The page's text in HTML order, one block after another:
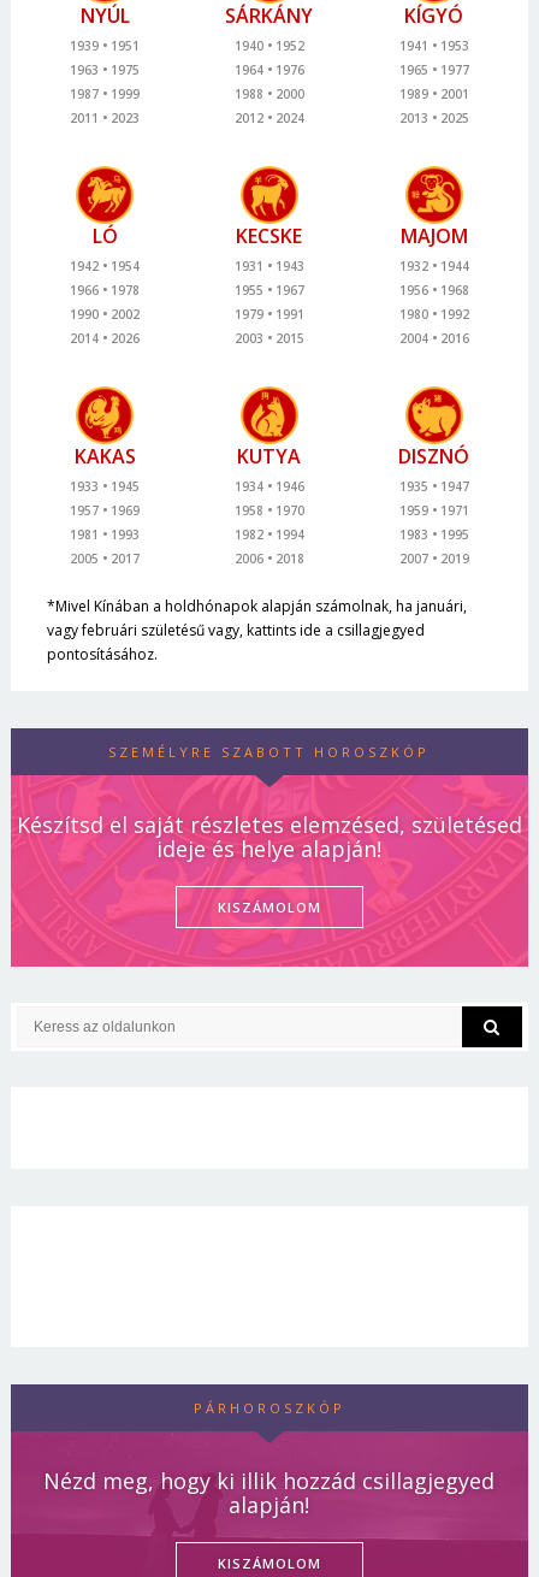
NYÚL
1939
1951
1963
1975
1987
1999
2011
2023
SÁRKÁNY
1940
1952
1964
1976
1988
2000
2012
2024
KÍGYÓ
1941
1953
1965
1977
1989
2001
2013
2025
LÓ
1942
1954
1966
1978
1990
2002
2014
2026
KECSKE
1931
1943
1955
1967
1979
1991
2003
2015
MAJOM
1932
1944
1956
1968
1980
1992
2004
2016
KAKAS
1933
1945
1957
1969
1981
1993
2005
2017
KUTYA
1934
1946
1958
1970
1982
1994
2006
2018
DISZNÓ
1935
1947
1959
1971
1983
1995
2007
2019
*Mivel Kínában a holdhónapok alapján számolnak, ha januári,
vagy februári születésű vagy, kattints ide a csillagjegyed
pontosításához.
SZEMÉLYRE SZABOTT HOROSZKÓP
Készítsd el saját részletes elemzésed, születésed
ideje és helye alapján!
KISZÁMOLOM
PÁRHOROSZKÓP
Nézd meg, hogy ki illik hozzád csillagjegyed
alapján!
KISZÁMOLOM